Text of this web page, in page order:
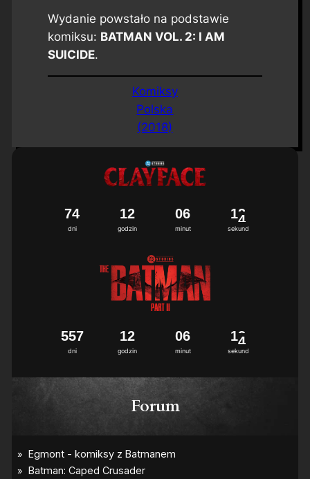
Wydanie powstało na podstawie
komiksu: BATMAN VOL. 2: I AM
SUICIDE.
Komiksy
Polska
(2018)
dni
74
godzin
12
minut
06
sekund
13
dni
557
godzin
12
minut
06
sekund
13
Forum